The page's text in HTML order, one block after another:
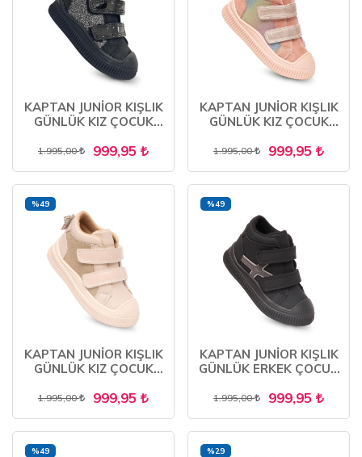
KAPTAN JUNİOR KIŞLIK
GÜNLÜK KIZ ÇOCUK
BARZNK 650
1.995,00 999,95
KAPTAN JUNİOR KIŞLIK
GÜNLÜK KIZ ÇOCUK
BARZNK 650
1.995,00 999,95
KAPTAN JUNİOR KIŞLIK
GÜNLÜK KIZ ÇOCUK
BARZNK 650
1.995,00 999,95
%49
KAPTAN JUNİOR KIŞLIK
GÜNLÜK ERKEK ÇOCUK
BARZNE 650
1.995,00 999,95
%49
%49 %29